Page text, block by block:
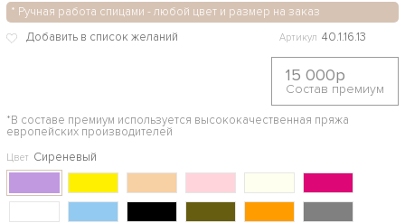
* Ручная работа спицами - любой цвет и размер на заказ
Артикул 40.1.16.13
15 000р
Состав премиум
*В составе премиум используется высококачественная пряжа
европейских производителей
Цвет Сиреневый